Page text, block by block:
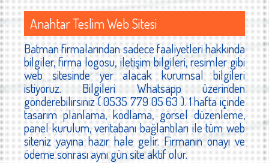
Anahtar Teslim Web Sitesi
Batman firmalarından sadece faaliyetleri hakkında
bilgiler, firma logosu, iletişim bilgileri, resimler gibi
web sitesinde yer alacak kurumsal bilgileri
istiyoruz. Bilgileri Whatsapp üzerinden
gönderebilirsiniz ( 0535 779 05 63 ). 1 hafta içinde
tasarım planlama, kodlama, görsel düzenleme,
panel kurulum, veritabanı bağlantıları ile tüm web
siteniz yayına hazır hale gelir. Firmanın onayı ve
ödeme sonrası aynı gün site aktif olur.